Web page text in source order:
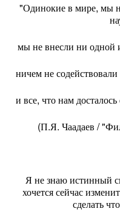
"Одинокие в мире, мы
мы не внесли ни одной
ничем не содействовали
и все, что нам
(П.Я. Чаадаев /
Я не знаю истинный
хочется сейчас
сделать